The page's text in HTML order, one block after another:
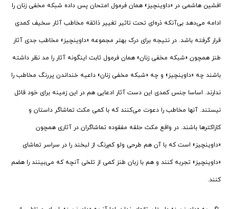
افشین هاشمی در «داوینچیز» همان فرمول امتحان پس داده شبکه مخفی زنان را
ادامه می‌دهد بی‌آنکه ذره‌ای تحت تاثیر تغییر ذائقه مخاطب آثار سخیف کمدی
قرار گرفته باشد. در نتیجه برای درک بهتر مجموعه «داوینچیز» مخاطب جدی آثار
طنز همچون «شبکه مخفی زنان» همان فرمول ثابت اینگونه آثار را مد نظر داشته
باشند چه «داوینچیز» و چه «شبکه مخفی زنان» داعیه خنداندن پررنگ مخاطب را
ندارند. اساسا جنس کمدی این دست آثار ادعایی هم در این زمینه برای خود قائل
نیستند. آنها مخاطب را دعوت می‌کنند که با کمی مکث تماشاگر داستان و
کاراکترها باشند. در واقع مکث حلقه مفقوده تماشاگران در آثاری همچون
«داوینچیز» است که با آن هم طرحی ولو کم‌رنگ از لبخند را در سراسر تماشای
«داوینچیز» تجربه کنند و هم با زبان طنز کمی از تلخی آنچه که می‌بینند را هضم
کنند.